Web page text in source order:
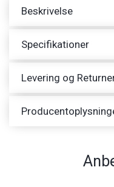
Beskrivelse
Specifikationer
Levering og